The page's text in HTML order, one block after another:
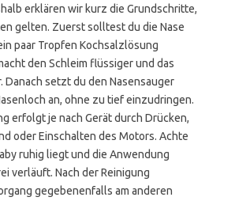
erklären wir kurz die Grundschritte,
gelten. Zuerst solltest du die Nase
paar Tropfen Kochsalzlösung
den Schleim flüssiger und das
Danach setzt du den Nasensauger
an, ohne zu tief einzudringen.
erfolgt je nach Gerät durch Drücken,
oder Einschalten des Motors. Achte
ruhig liegt und die Anwendung
verläuft. Nach der Reinigung
gegebenenfalls am anderen